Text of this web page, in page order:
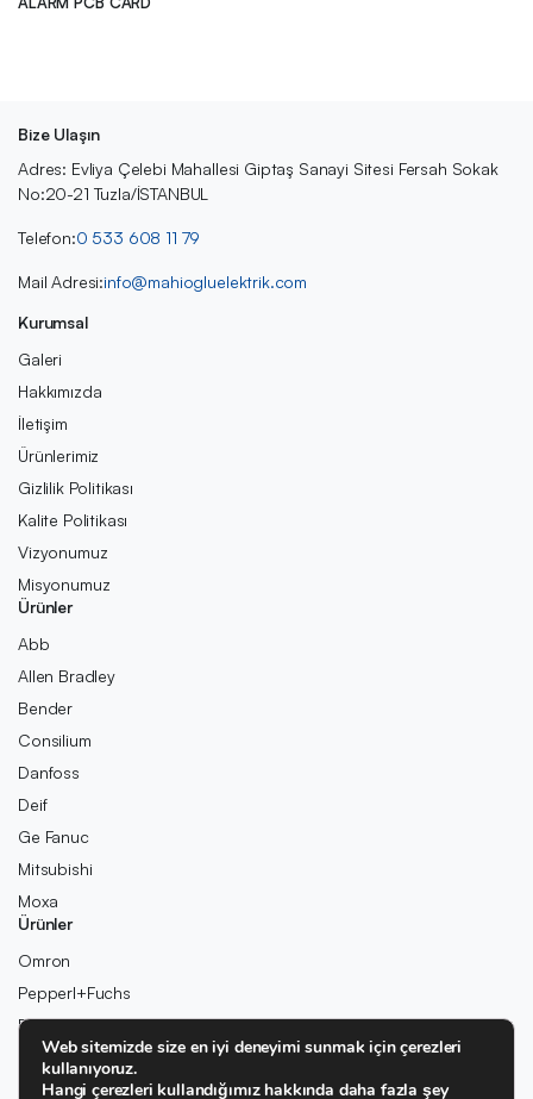
Bize Ulaşın
Adres: Evliya Çelebi Mahallesi Giptaş Sanayi Sitesi Fersah Sokak
No:20-21 Tuzla/İSTANBUL
Telefon:0 533 608 11 79
Mail Adresi:info@mahiogluelektrik.com
Kurumsal
Galeri
Hakkımızda
İletişim
Ürünlerimiz
Gizlilik Politikası
Kalite Politikası
Vizyonumuz
Misyonumuz
Ürünler
Abb
Allen Bradley
Bender
Consilium
Danfoss
Deif
Ge Fanuc
Mitsubishi
Moxa
Ürünler
Omron
Pepperl+Fuchs
Pilz
Rexroth
Rolls-Royce
Web sitemizde size en iyi deneyimi sunmak için çerezleri
kullanıyoruz.
Hangi çerezleri kullandığımız hakkında daha fazla şey